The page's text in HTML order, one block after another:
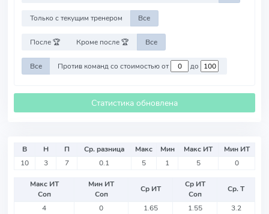
Только с текущим тренером Все
После 🏆 Кроме после 🏆 Все
Все Против команд со стоимостью от до
Статистика обновлена
В Н П Ср. разница Макс Мин Макс ИТ
Мин ИТ
10
3 7 0.1 5 1 5 0
Макс ИТ
Соп
Мин ИТ
Соп
Ср ИТ
Ср ИТ
Соп
Ср. Т
4
0 1.65 1.55 3.2